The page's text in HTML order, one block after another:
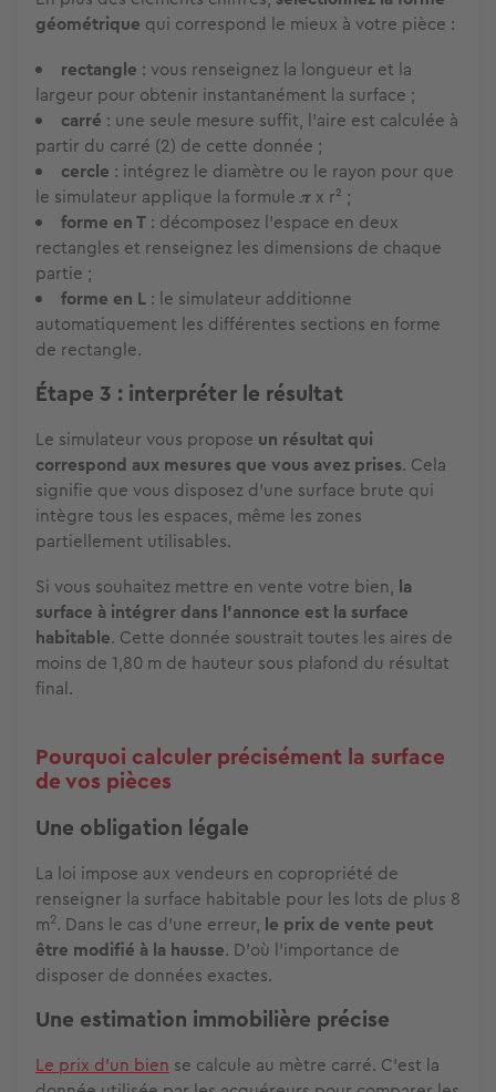
géométrique qui correspond le mieux à votre pièce :
rectangle : vous renseignez la longueur et la
largeur pour obtenir instantanément la surface ;
carré : une seule mesure suffit, l'aire est calculée à
partir du carré (2) de cette donnée ;
cercle : intégrez le diamètre ou le rayon pour que
le simulateur applique la formule 𝝅 x r² ;
forme en T : décomposez l'espace en deux
rectangles et renseignez les dimensions de chaque
partie ;
forme en L : le simulateur additionne
automatiquement les différentes sections en forme
de rectangle.
Étape 3 : interpréter le résultat
Le simulateur vous propose un résultat qui
correspond aux mesures que vous avez prises. Cela
signifie que vous disposez d'une surface brute qui
intègre tous les espaces, même les zones
partiellement utilisables.
Si vous souhaitez mettre en vente votre bien, la
surface à intégrer dans l'annonce est la surface
habitable. Cette donnée soustrait toutes les aires de
moins de 1,80 m de hauteur sous plafond du résultat
final.
Pourquoi calculer précisément la surface
de vos pièces
Une obligation légale
La loi impose aux vendeurs en copropriété de
renseigner la surface habitable pour les lots de plus 8
m2. Dans le cas d'une erreur, le prix de vente peut
être modifié à la hausse. D'où l'importance de
disposer de données exactes.
Une estimation immobilière précise
Le prix d'un bien se calcule au mètre carré. C'est la